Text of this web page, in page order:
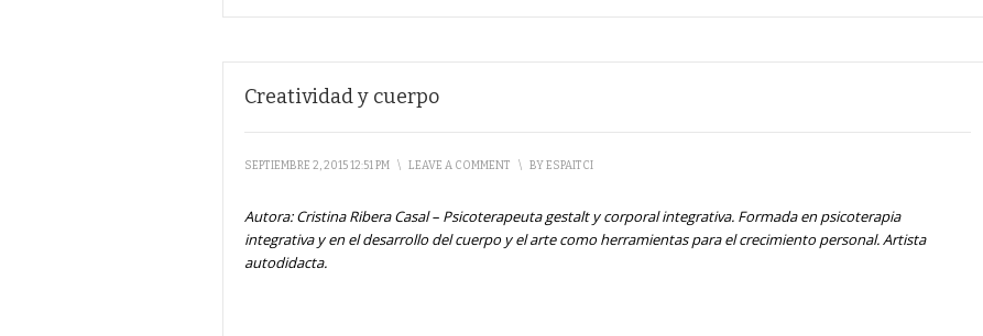
Creatividad y cuerpo
SEPTIEMBRE 2, 2015 12:51 PM \ LEAVE A COMMENT \ BYESPAITCI
Autora:Cristina Ribera Casal – Psicoterapeuta gestalt y corporal integrativa. Formada en psicoterapia
integrativa y en el desarrollo del cuerpo y el arte como herramientas para el crecimiento personal. Artista
autodidacta.